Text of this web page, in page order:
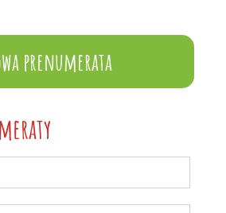
prenumerata